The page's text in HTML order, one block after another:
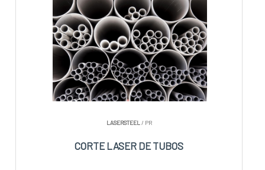
LASERSTEEL/ PR
CORTE LASER DE TUBOS